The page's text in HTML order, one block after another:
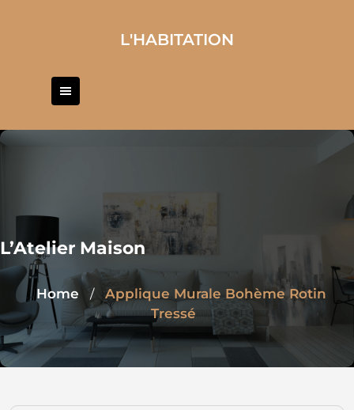
L'HABITATION
L’Atelier Maison
Home /
Applique Murale Bohème Rotin
Tressé